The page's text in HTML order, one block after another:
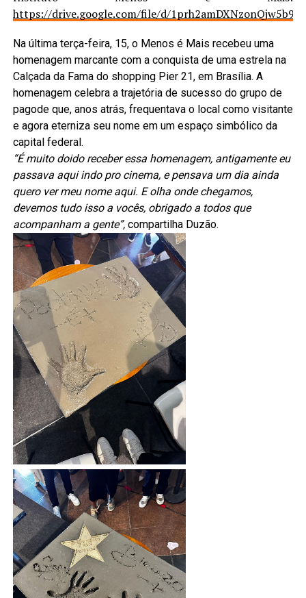
https://drive.google.com/file/d/
Na última terça-feira, 15, o Menos é Mais recebeu uma
homenagem marcante com a conquista de uma estrela na
Calçada da Fama do shopping Pier 21, em Brasília. A
homenagem celebra a trajetória de sucesso do grupo de
pagode que, anos atrás, frequentava o local como visitante
e agora eterniza seu nome em um espaço simbólico da
capital federal.
“É muito doido receber essa homenagem, antigamente eu
passava aqui indo pro cinema, e pensava um dia ainda
quero ver meu nome aqui. E olha onde chegamos,
devemos tudo isso a vocês, obrigado a todos que
acompanham a gente”, compartilha Duzão.